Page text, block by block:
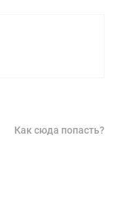
Как сюда попасть?